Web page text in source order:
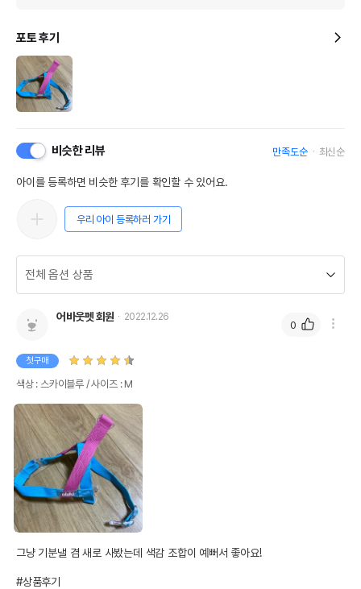
포토 후기
비슷한 리뷰 만족도순 최신순
아이를 등록하면 비슷한 후기를 확인할 수 있어요.
우리 아이 등록하러 가기
어바웃펫 회원 2022.12.26
첫구매
색상 : 스카이블루 / 사이즈 : M
그냥 기분낼 겸 새로 사봤는데 색감 조합이 예뻐서 좋아요!
#상품후기
0